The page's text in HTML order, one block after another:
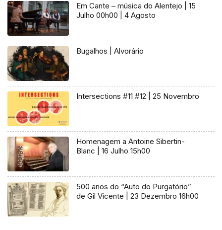
Em Cante – música do Alentejo | 15
Julho 00h00 | 4 Agosto
Bugalhos | Alvorário
Intersections #11 #12 | 25 Novembro
Homenagem a Antoine Sibertin-
Blanc | 16 Julho 15h00
500 anos do “Auto do Purgatório”
de Gil Vicente | 23 Dezembro 16h00